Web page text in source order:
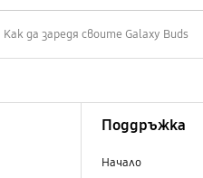
Как да заредя своите Galaxy Buds
Поддръжка
Начало